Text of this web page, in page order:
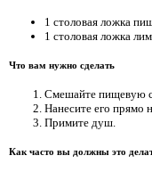
1 столовая ложка
1 столовая ложка
Что вам нужно сделать
Смешайте пищевую
Нанесите его прямо
Примите душ.
Как часто вы должны это